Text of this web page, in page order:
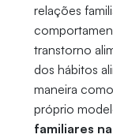
relações
transtorno
dos hábitos
maneira
próprio
familiares